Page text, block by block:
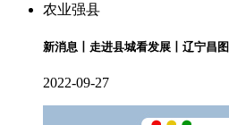
新消息丨走进县城看发展丨辽宁昌
2022-09-27